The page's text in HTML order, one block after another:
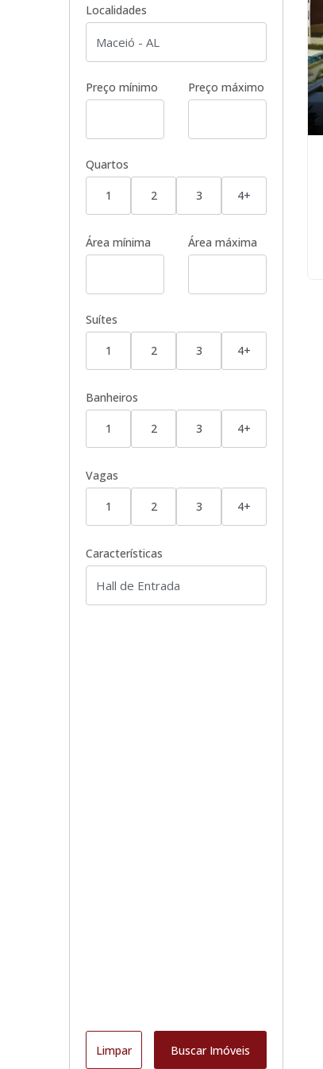
Localidades
Preço mínimo Preço máximo
Quartos
1 2 3 4+
Área mínima Área máxima
Suítes
1 2 3 4+
Banheiros
1 2 3 4+
Vagas
1 2 3 4+
Características
Limpar Buscar Imóveis